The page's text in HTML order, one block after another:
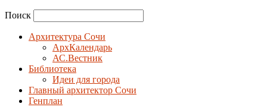
Поиск
Архитектура Сочи
АрхКалендарь
АС.Вестник
Библиотека
Идеи для города
Главный архитектор Сочи
Генплан